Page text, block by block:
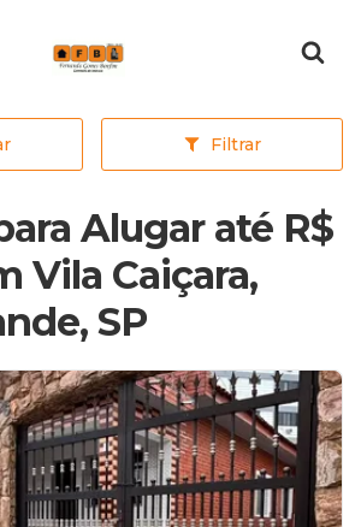
Página inicial
Filtrar
Alugar até R$
Vila Caiçara,
SP